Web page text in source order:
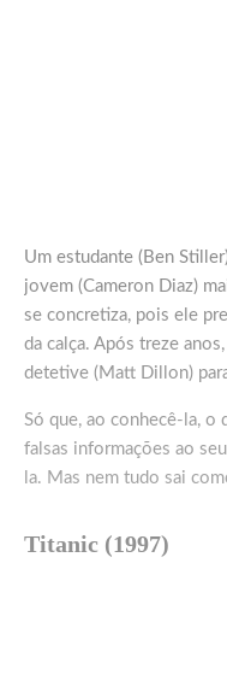
Um estudante (Ben
jovem (Cameron Diaz)
se concretiza, pois ele
da calça. Após treze
detetive (Matt Dillon)
Só que, ao conhecê-la, o
falsas informações ao
la. Mas nem tudo sai
Titanic (1997)